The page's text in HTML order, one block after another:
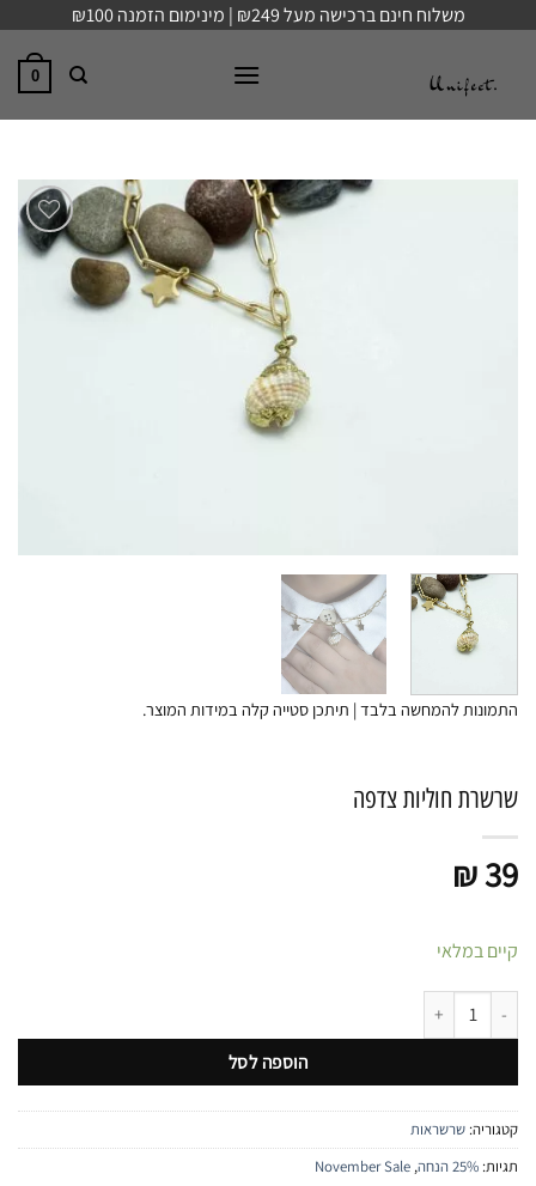
content
משלוח חינם ברכישה מעל ₪249 | מינימום הזמנה ₪100
0
התמונות להמחשה בלבד | תיתכן סטייה קלה במידות המוצר.
שרשרת חוליות צדפה
₪39
קיים במלאי
כמות של שרשרת חוליות צדפה
הוספה לסל
קטגוריה: שרשראות
תגיות: 25% הנחה ,
November Sale